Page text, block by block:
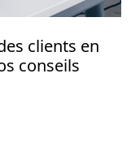
clients en
conseils